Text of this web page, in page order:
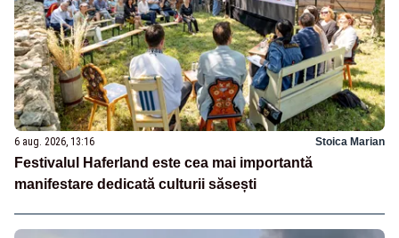
6 aug. 2026, 13:16 Stoica Marian
Festivalul Haferland este cea mai importantă
manifestare dedicată culturii săsești